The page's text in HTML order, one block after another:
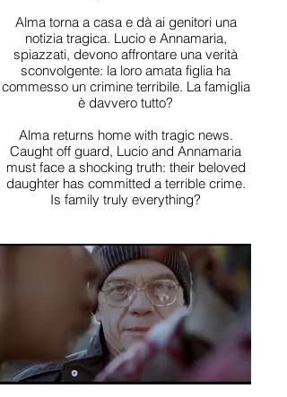
Alma torna a casa e dà ai genitori una
notizia tragica. Lucio e Annamaria,
spiazzati, devono affrontare una verità
sconvolgente: la loro amata figlia ha
commesso un crimine terribile. La famiglia
è davvero tutto?
Alma returns home with tragic news.
Caught off guard, Lucio and Annamaria
must face a shocking truth: their beloved
daughter has committed a terrible crime.
Is family truly everything?